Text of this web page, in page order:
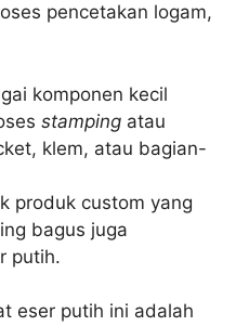
pencetakan logam,
komponen kecil
stamping atau
klem, atau bagian-
produk custom yang
bagus juga
putih.
eser putih ini adalah